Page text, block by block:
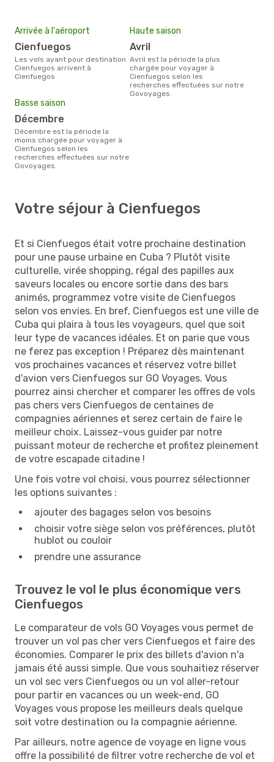
Arrivée à l'aéroport
Cienfuegos
Les vols ayant pour destination
Cienfuegos arrivent à
Cienfuegos
Haute saison
avril
avril est la période la plus
chargée pour voyager à
Cienfuegos selon les
recherches effectuées sur notre
Govoyages.
Basse saison
décembre
décembre est la période la
moins chargée pour voyager à
Cienfuegos selon les
recherches effectuées sur notre
Govoyages.
Votre séjour à Cienfuegos
Et si Cienfuegos était votre prochaine destination
pour une pause urbaine en Cuba ? Plutôt visite
culturelle, virée shopping, régal des papilles aux
saveurs locales ou encore sortie dans des bars
animés, programmez votre visite de Cienfuegos
selon vos envies. En bref, Cienfuegos est une ville de
Cuba qui plaira à tous les voyageurs, quel que soit
leur type de vacances idéales. Et on parie que vous
ne ferez pas exception ! Préparez dès maintenant
vos prochaines vacances et réservez votre billet
d'avion vers Cienfuegos sur GO Voyages. Vous
pourrez ainsi chercher et comparer les offres de vols
pas chers vers Cienfuegos de centaines de
compagnies aériennes et serez certain de faire le
meilleur choix. Laissez-vous guider par notre
puissant moteur de recherche et profitez pleinement
de votre escapade citadine !
Une fois votre vol choisi, vous pourrez sélectionner
les options suivantes :
ajouter des bagages selon vos besoins
choisir votre siège selon vos préférences, plutôt
hublot ou couloir
prendre une assurance
Trouvez le vol le plus économique vers
Cienfuegos
Le comparateur de vols GO Voyages vous permet de
trouver un vol pas cher vers Cienfuegos et faire des
économies. Comparer le prix des billets d'avion n'a
jamais été aussi simple. Que vous souhaitiez réserver
un vol sec vers Cienfuegos ou un vol aller-retour
pour partir en vacances ou un week-end, GO
Voyages vous propose les meilleurs deals quelque
soit votre destination ou la compagnie aérienne.
Par ailleurs, notre agence de voyage en ligne vous
offre la possibilité de filtrer votre recherche de vol et